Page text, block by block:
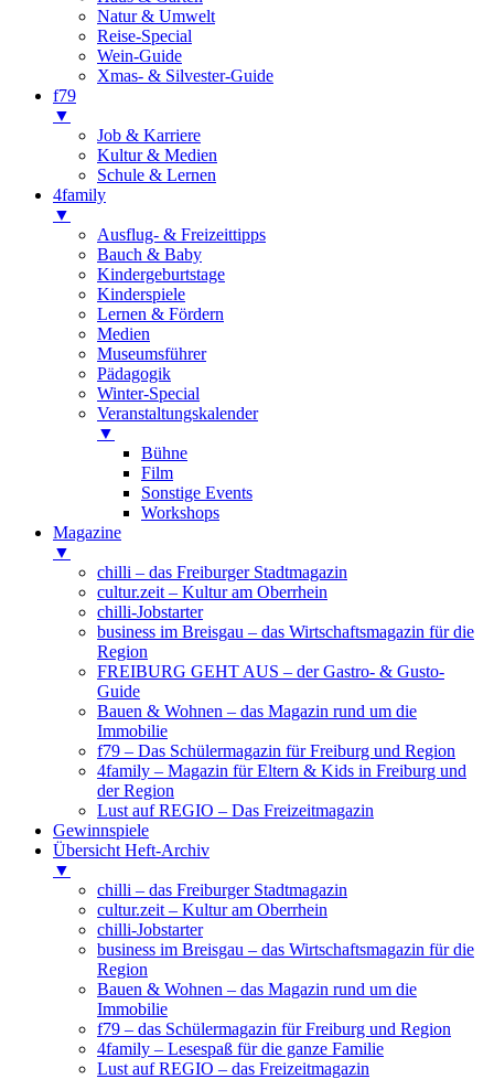
Natur & Umwelt
Reise-Special
Wein-Guide
Xmas- & Silvester-Guide
f79
▼
Job & Karriere
Kultur & Medien
Schule & Lernen
4family
▼
Ausflug- & Freizeittipps
Bauch & Baby
Kindergeburtstage
Kinderspiele
Lernen & Fördern
Medien
Museumsführer
Pädagogik
Winter-Special
Veranstaltungskalender
▼
Bühne
Film
Sonstige Events
Workshops
Magazine
▼
chilli – das Freiburger Stadtmagazin
cultur.zeit – Kultur am Oberrhein
chilli-Jobstarter
business im Breisgau – das Wirtschaftsmagazin für die
Region
FREIBURG GEHT AUS – der Gastro- & Gusto-
Guide
Bauen & Wohnen – das Magazin rund um die
Immobilie
f79 – Das Schülermagazin für Freiburg und Region
4family – Magazin für Eltern & Kids in Freiburg und
der Region
Lust auf REGIO – Das Freizeitmagazin
Gewinnspiele
Übersicht Heft-Archiv
▼
chilli – das Freiburger Stadtmagazin
cultur.zeit – Kultur am Oberrhein
chilli-Jobstarter
business im Breisgau – das Wirtschaftsmagazin für die
Region
Bauen & Wohnen – das Magazin rund um die
Immobilie
f79 – das Schülermagazin für Freiburg und Region
4family – Lesespaß für die ganze Familie
Lust auf REGIO – das Freizeitmagazin